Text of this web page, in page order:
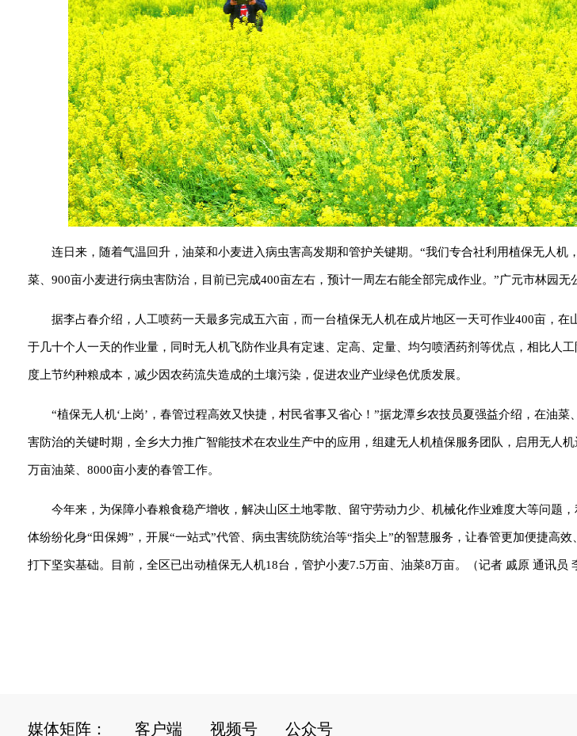
连日来，随着气温回升，油菜和小麦进入病虫害高发期和管护关键期。“我们专合社利用植保无人机
菜、900亩小麦进行病虫害防治，目前已完成400亩左右，预计一周左右能全部完成作业。”广元市林园无
据李占春介绍，人工喷药一天最多完成五六亩，而一台植保无人机在成片地区一天可作业400亩，在
于几十个人一天的作业量，同时无人机飞防作业具有定速、定高、定量、均匀喷洒药剂等优点，相比人
度上节约种粮成本，减少因农药流失造成的土壤污染，促进农业产业绿色优质发展。
“植保无人机‘上岗’，春管过程高效又快捷，村民省事又省心！”据龙潭乡农技员夏强益介绍，在油
害防治的关键时期，全乡大力推广智能技术在农业生产中的应用，组建无人机植保服务团队，启用无人
万亩油菜、8000亩小麦的春管工作。
今年来，为保障小春粮食稳产增收，解决山区土地零散、留守劳动力少、机械化作业难度大等问题
体纷纷化身“田保姆”，开展“一站式”代管、病虫害统防统治等“指尖上”的智慧服务，让春管更加便捷高
打下坚实基础。目前，全区已出动植保无人机18台，管护小麦7.5万亩、油菜8万亩。（记者 戚原 通讯员
媒体矩阵： 客户端 视频号 公众号